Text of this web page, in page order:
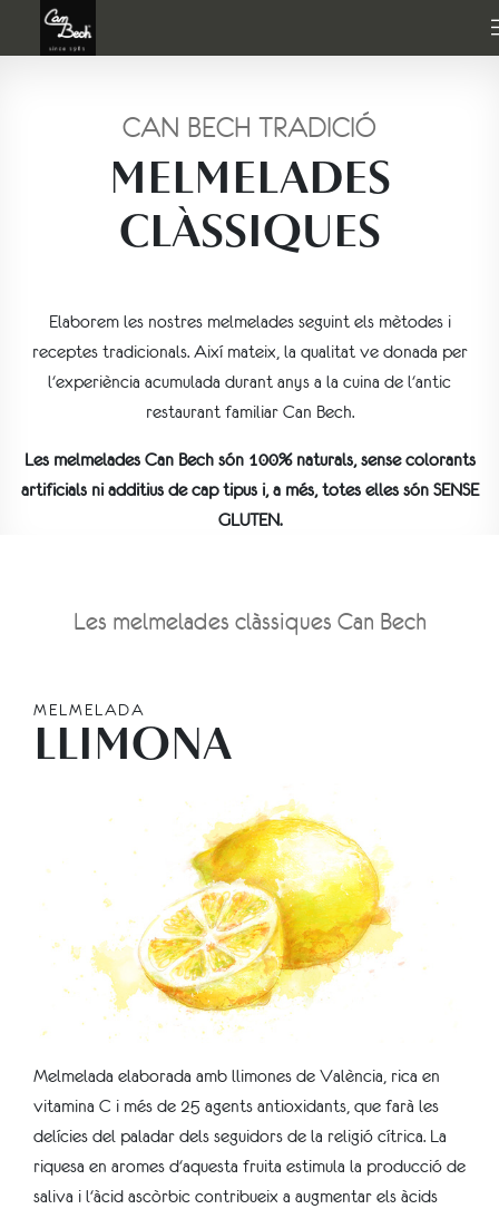
CAN BECH TRADICIÓ
MELMELADES
CLÀSSIQUES
Elaborem les nostres melmelades seguint els mètodes i
receptes tradicionals. Així mateix, la qualitat ve donada per
l'experiència acumulada durant anys a la cuina de l'antic
restaurant familiar Can Bech.
Les melmelades Can Bech són 100% naturals, sense colorants
artificials ni additius de cap tipus i, a més, totes elles són SENSE
GLUTEN.
Les melmelades clàssiques Can Bech
MELMELADA
LLIMONA
Melmelada elaborada amb llimones de València, rica en
vitamina C i més de 25 agents antioxidants, que farà les
delícies del paladar dels seguidors de la religió cítrica. La
riquesa en aromes d'aquesta fruita estimula la producció de
saliva i l'àcid ascòrbic contribueix a augmentar els àcids